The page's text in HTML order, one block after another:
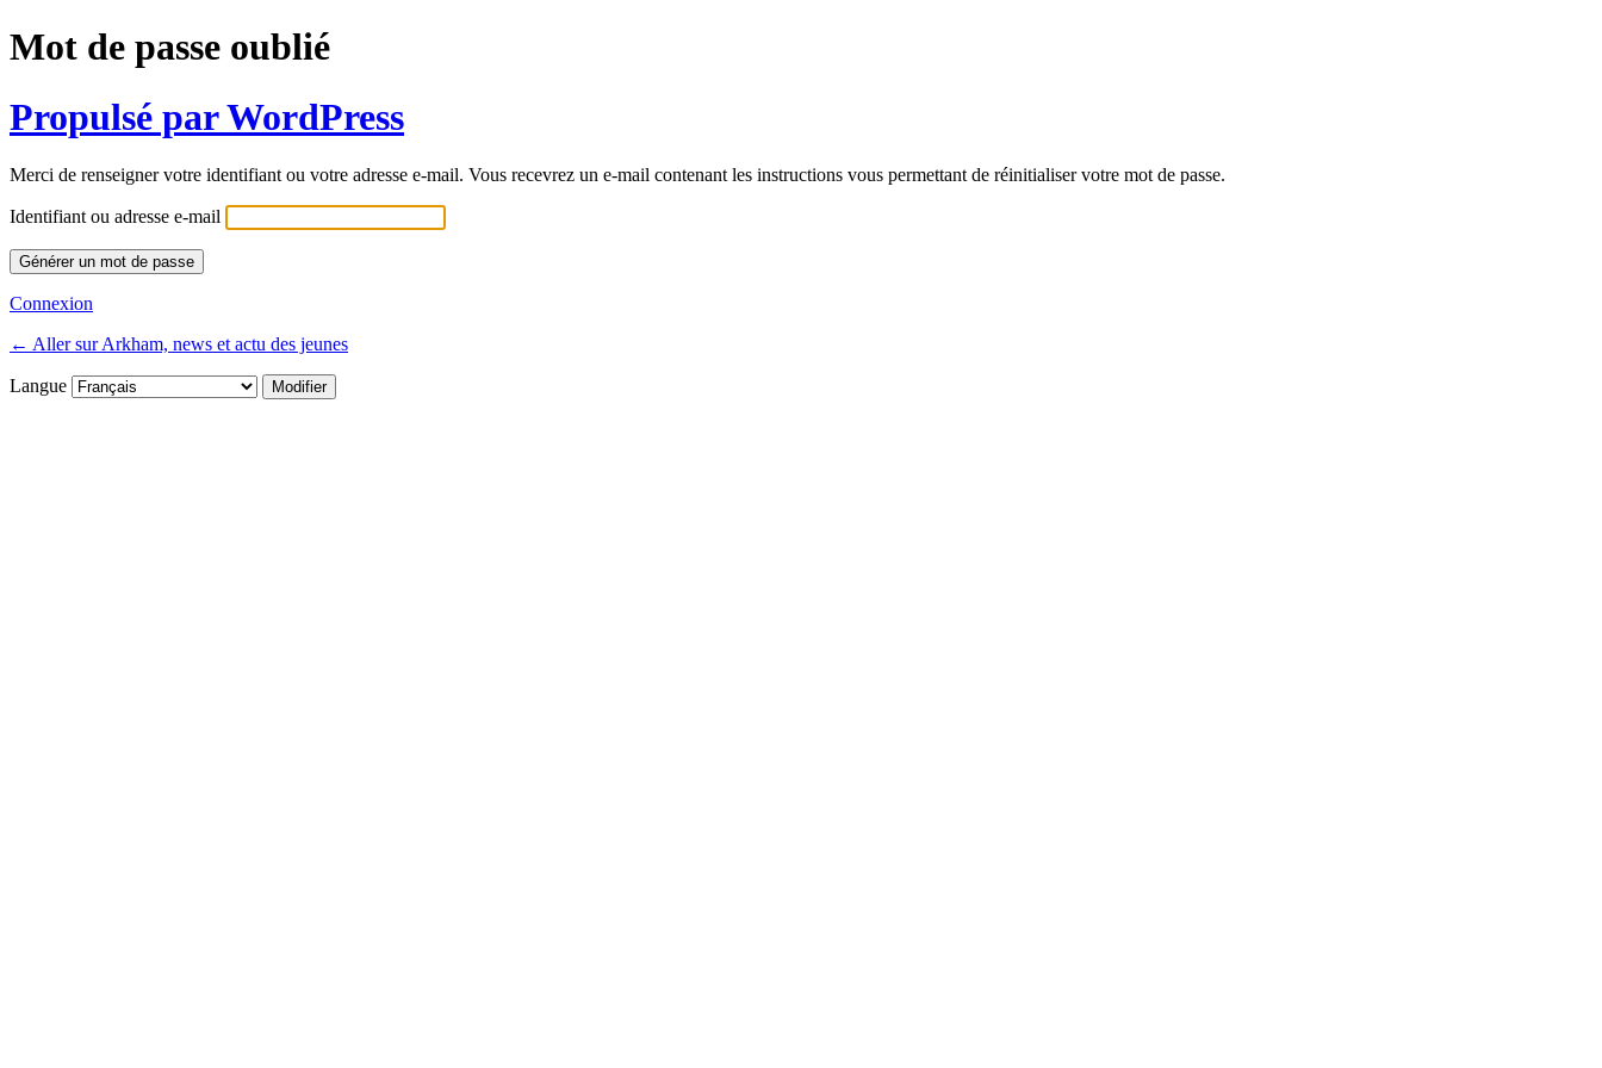
Mot de passe oublié
Propulsé par WordPress
Merci de renseigner votre identifiant ou votre adresse e-mail. Vous recevrez un e-mail contenant les instructions vous permettant de réinitialiser votre mot de passe.
Identifiant ou adresse e-mail
Connexion
← Aller sur Arkham, news et actu des jeunes
Langue